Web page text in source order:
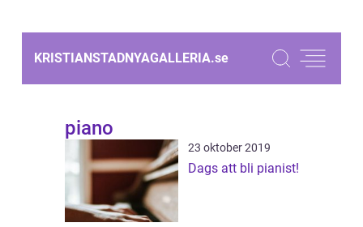
KRISTIANSTADNYAGALLERIA.se
piano
23 oktober 2019
Dags att bli pianist!